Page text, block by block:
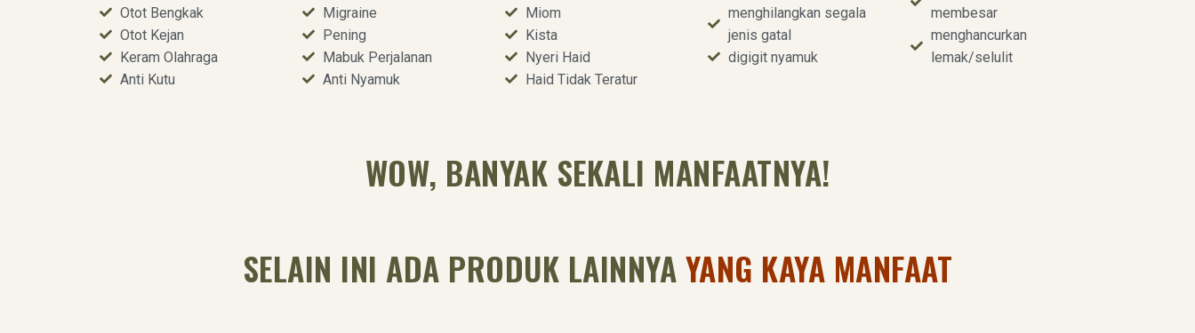
Otot Bengkak
Otot Kejan
Keram Olahraga
Anti Kutu
Migraine
Pening
Mabuk Perjalanan
Anti Nyamuk
Miom
Kista
Nyeri Haid
Haid Tidak Teratur
menghilangkan segala
jenis gatal
digigit nyamuk
membesar
menghancurkan
lemak/selulit
WOW, BANYAK SEKALI MANFAATNYA!
SELAIN INI ADA PRODUK LAINNYAYANG KAYA MANFAAT